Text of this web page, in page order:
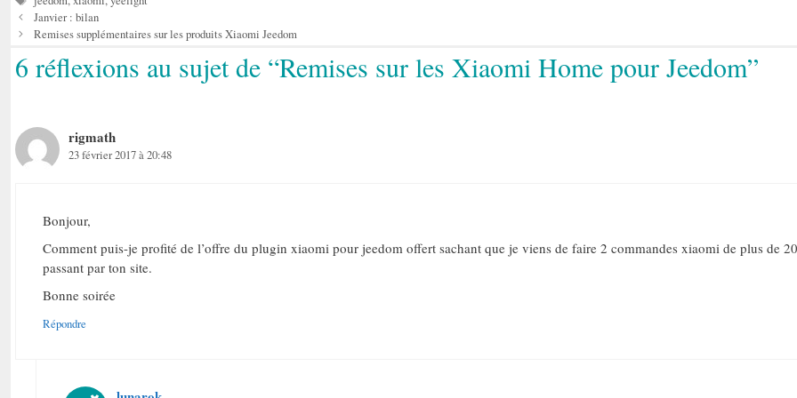
Janvier : bilan
Remises supplémentaires sur les produits Xiaomi Jeedom
6 réflexions au sujet de “Remises sur les Xiaomi Home pour Jeedom”
rigmath
23 février 2017 à 20:48
Bonjour,
Comment puis-je profité de l’offre du plugin xiaomi pour jeedom offert sachant que je viens de faire 2 commandes xiaomi de plus de
passant par ton site.
Bonne soirée
Répondre